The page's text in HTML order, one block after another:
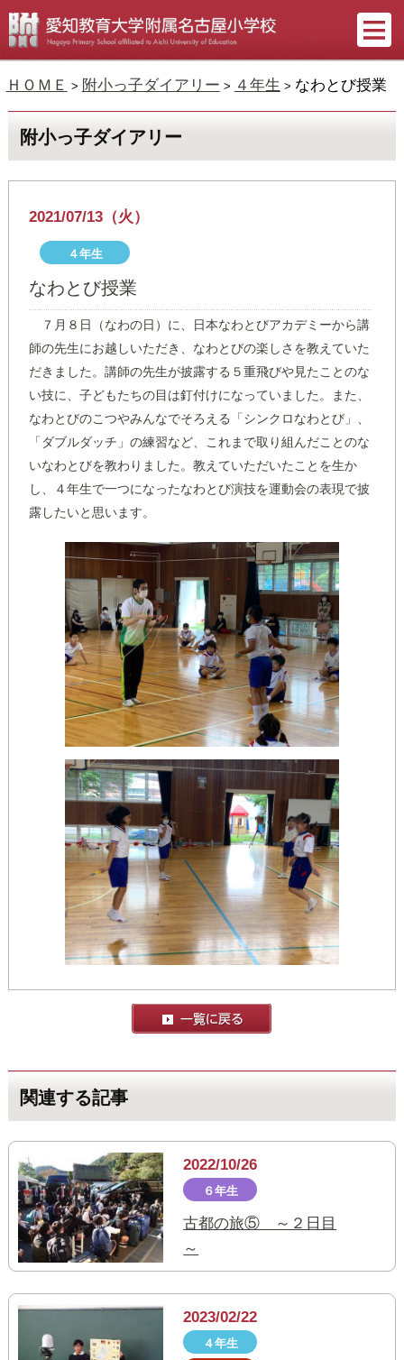
ＨＯＭＥ > 附小っ子ダイアリー > ４年生 > なわとび授業
附小っ子ダイアリー
2021/07/13（火）
４年生
なわとび授業
７月８日（なわの日）に、日本なわとびアカデミーから講
師の先生にお越しいただき、なわとびの楽しさを教えていた
だきました。講師の先生が披露する５重飛びや見たことのな
い技に、子どもたちの目は釘付けになっていました。また、
なわとびのこつやみんなでそろえる「シンクロなわとび」、
「ダブルダッチ」の練習など、これまで取り組んだことのな
いなわとびを教わりました。教えていただいたことを生か
し、４年生で一つになったなわとび演技を運動会の表現で披
露したいと思います。
関連する記事
2022/10/26
６年生
古都の旅⑤ ～２日目
～
2023/02/22
４年生